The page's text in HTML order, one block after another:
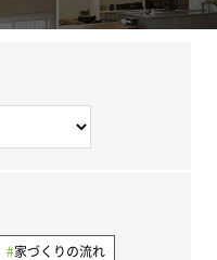
家づくりの流れ